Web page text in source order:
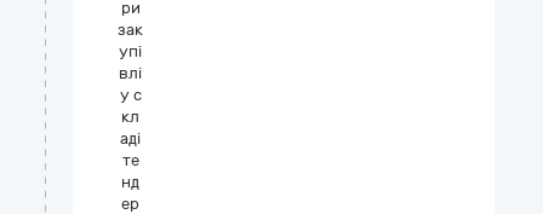
ри
зак
упі
влі
у с
кл
аді
те
нд
ер